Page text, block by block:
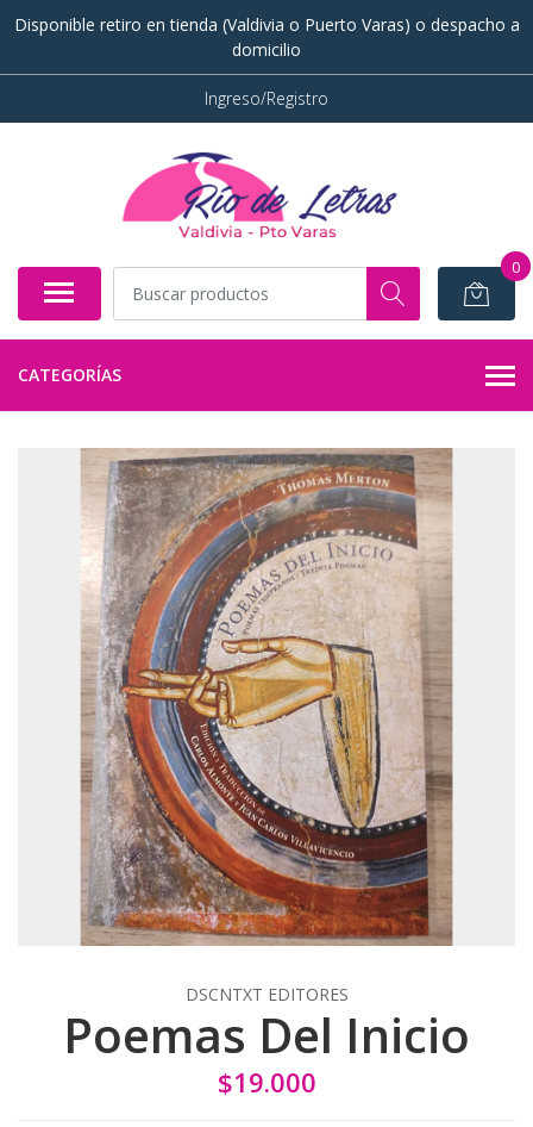
Disponible retiro en tienda (Valdivia o Puerto Varas) o despacho a
domicilio
Ingreso/Registro
0
CATEGORÍAS
DSCNTXT EDITORES
Poemas Del Inicio
$19.000